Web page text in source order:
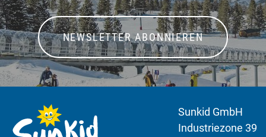
NEWSLETTER ABONNIEREN
Sunkid GmbH
Industriezone 39